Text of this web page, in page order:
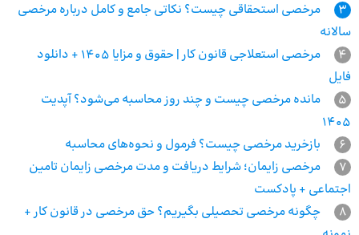
3
مرخصی استحقاقی چیست؟‌ نکاتی جامع و کامل درباره مرخصی
سالانه
4
مرخصی استعلاجی قانون کار | حقوق و مزایا 1405 + دانلود
فایل
5
مانده مرخصی چیست و چند روز محاسبه می‌شود؟ آپدیت
1405
6
بازخرید مرخصی چیست؟ فرمول و نحوه‌های محاسبه
7
مرخصی زایمان؛ شرایط دریافت و مدت مرخصی زایمان تامین
اجتماعی + پادکست
8
چگونه مرخصی تحصیلی بگیریم؟ حق مرخصی در قانون کار +